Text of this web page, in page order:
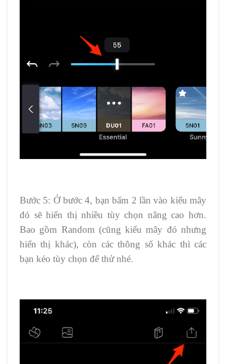
Bước 5: Ở bước 4, bạn bấm 2 lần vào kiểu mây
đó sẽ hiển thị nhiều tùy chọn nâng cao hơn.
Bao gồm Random (cũng kiểu mây đó nhưng
hiển thị khác), còn các thông số khác thì các
bạn kéo tùy chọn để thử nhé.